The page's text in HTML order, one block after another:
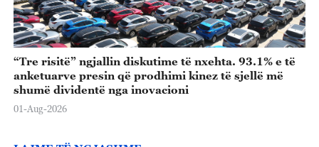
“Tre risitë” ngjallin diskutime të nxehta. 93.1% e të
anketuarve presin që prodhimi kinez të sjellë më
shumë dividentë nga inovacioni
01-Aug-2026